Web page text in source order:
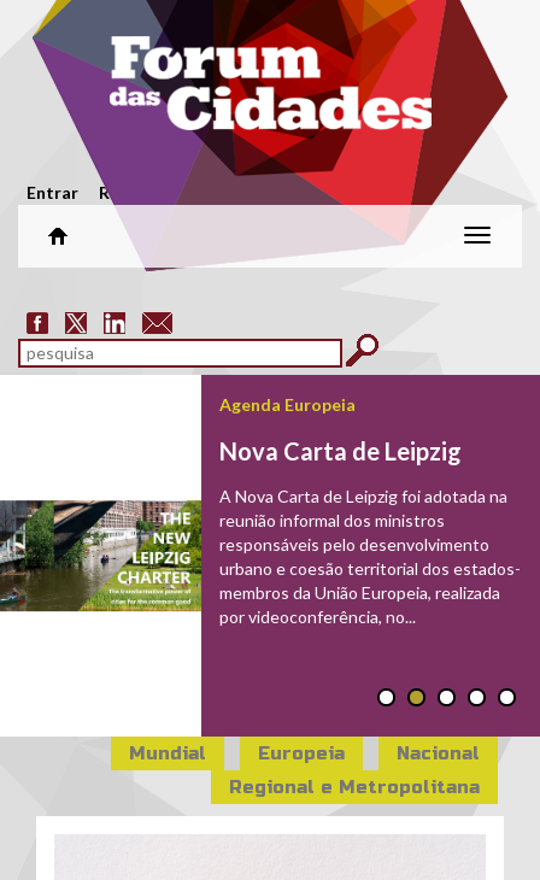
Passar para o conteúdo principal
Menu secundário
Entrar Registar
Alterar
Formulário de pesquisa
pesquisar
Agenda Europeia
Nova Carta de Leipzig
A Nova Carta de Leipzig foi adotada na
reunião informal dos ministros
responsáveis pelo desenvolvimento
urbano e coesão territorial dos estados-
membros da União Europeia, realizada
por videoconferência, no...
Mundial Europeia
Nacional
Regional e Metropolitana